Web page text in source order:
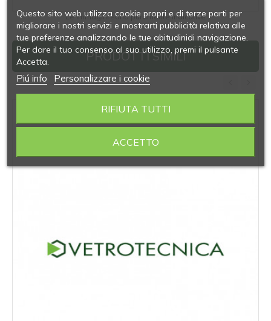
Le immagini sono puramente indicative
PRODOTTI SIMILI
‹ ›
Questo sito web utilizza cookie propri e di terze parti per
migliorare i nostri servizi e mostrarti pubblicità relativa alle
tue preferenze analizzando le tue abitudinidi navigazione.
Per dare il tuo consenso al suo utilizzo, premi il pulsante
Accetta.
Piú info Personalizzare i cookie
RIFIUTA TUTTI
ACCETTO